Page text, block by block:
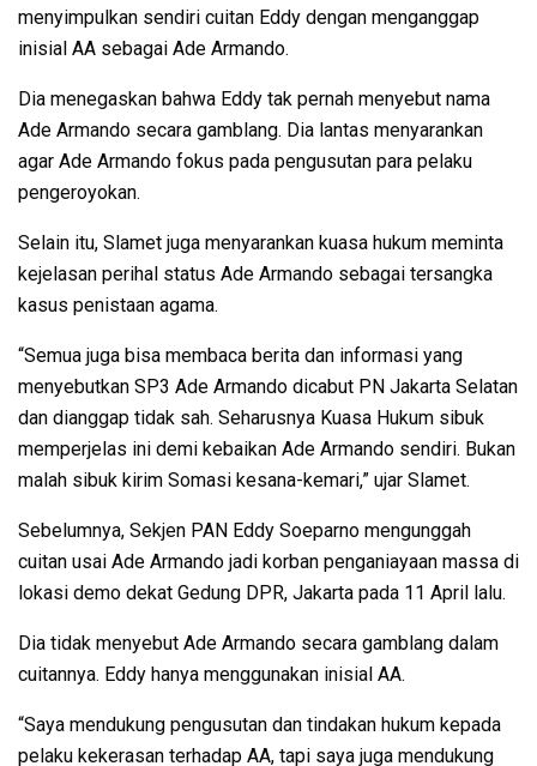
menyimpulkan sendiri cuitan Eddy dengan menganggap
inisial AA sebagai Ade Armando.
Dia menegaskan bahwa Eddy tak pernah menyebut nama
Ade Armando secara gamblang. Dia lantas menyarankan
agar Ade Armando fokus pada pengusutan para pelaku
pengeroyokan.
Selain itu, Slamet juga menyarankan kuasa hukum meminta
kejelasan perihal status Ade Armando sebagai tersangka
kasus penistaan agama.
“Semua juga bisa membaca berita dan informasi yang
menyebutkan SP3 Ade Armando dicabut PN Jakarta Selatan
dan dianggap tidak sah. Seharusnya Kuasa Hukum sibuk
memperjelas ini demi kebaikan Ade Armando sendiri. Bukan
malah sibuk kirim Somasi kesana-kemari,” ujar Slamet.
Sebelumnya, Sekjen PAN Eddy Soeparno mengunggah
cuitan usai Ade Armando jadi korban penganiayaan massa di
lokasi demo dekat Gedung DPR, Jakarta pada 11 April lalu.
Dia tidak menyebut Ade Armando secara gamblang dalam
cuitannya. Eddy hanya menggunakan inisial AA.
“Saya mendukung pengusutan dan tindakan hukum kepada
pelaku kekerasan terhadap AA, tapi saya juga mendukung